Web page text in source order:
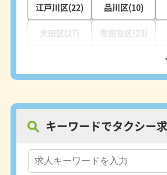
江戸川区(22) 品川区(10)
大田区(27) 世田谷区(23)
北区(21) 板橋区(28)
立川市(2) 武蔵野市(3)
府中市(2) 昭島市(1)
町田市(3) 小金井市(2)
キーワードでタクシー